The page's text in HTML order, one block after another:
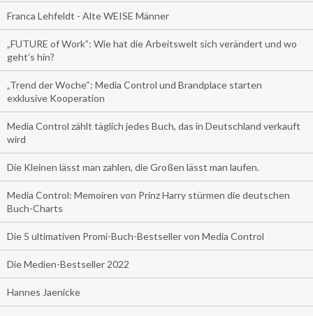
Franca Lehfeldt - Alte WEISE Männer
„FUTURE of Work”: Wie hat die Arbeitswelt sich verändert und wo
geht’s hin?
„Trend der Woche“: Media Control und Brandplace starten
exklusive Kooperation
Media Control zählt täglich jedes Buch, das in Deutschland verkauft
wird
Die Kleinen lässt man zahlen, die Großen lässt man laufen.
Media Control: Memoiren von Prinz Harry stürmen die deutschen
Buch-Charts
Die 5 ultimativen Promi-Buch-Bestseller von Media Control
Die Medien-Bestseller 2022
Hannes Jaenicke